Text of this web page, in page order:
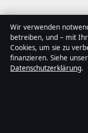
Über Sacharchiv in
Sacharchiv ist ein
Nachrichtenanbieter
Technik und
Wir verwenden
betreiben, und – mit
Cookies, um sie zu
finanzieren. Siehe
Datenschutzerklärung.